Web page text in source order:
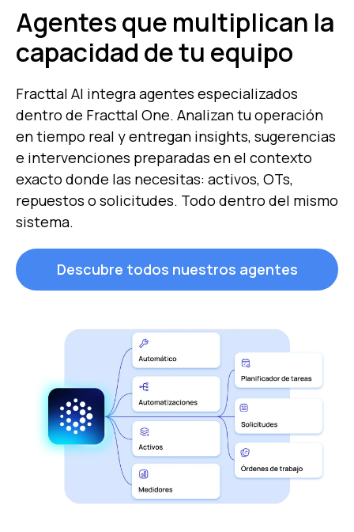
Agentes que multiplican la
capacidad de tu equipo
Fracttal AI integra agentes especializados
dentro de Fracttal One. Analizan tu operación
en tiempo real y entregan insights, sugerencias
e intervenciones preparadas en el contexto
exacto donde las necesitas: activos, OTs,
repuestos o solicitudes. Todo dentro del mismo
sistema.
Descubre todos nuestros agentes